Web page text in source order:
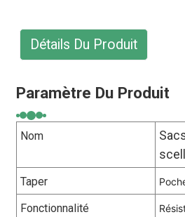
Détails Du Produit
Paramètre Du Produit
Nom
Taper
Fonctionnalité